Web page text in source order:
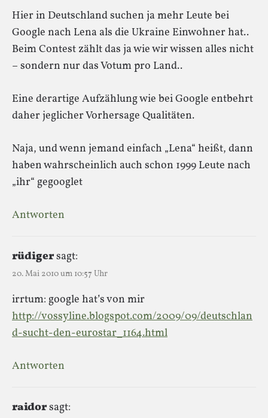
Hier in Deutschland suchen ja mehr Leute bei
Google nach Lena als die Ukraine Einwohner hat..
Beim Contest zählt das ja wie wir wissen alles nicht
– sondern nur das Votum pro Land..
Eine derartige Aufzählung wie bei Google entbehrt
daher jeglicher Vorhersage Qualitäten.
Naja, und wenn jemand einfach „Lena“ heißt, dann
haben wahrscheinlich auch schon 1999 Leute nach
„ihr“ gegooglet
Antworten
rüdigersagt:
20. Mai 2010 um 10:57 Uhr
irrtum: google hat’s von mir
http://vossyline.blogspot.com/2009/09/deutschlan
d-sucht-den-eurostar_1164.html
Antworten
raidorsagt: